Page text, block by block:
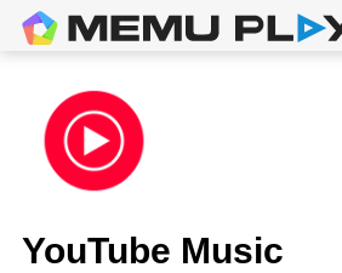
YouTube Music